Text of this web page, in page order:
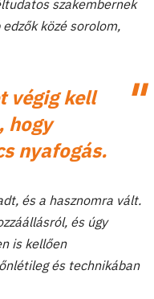
szakembernek
közé sorolom,
végig kell
hogy
nyafogás.
és a hasznomra vált.
és úgy
is kellően
és technikában